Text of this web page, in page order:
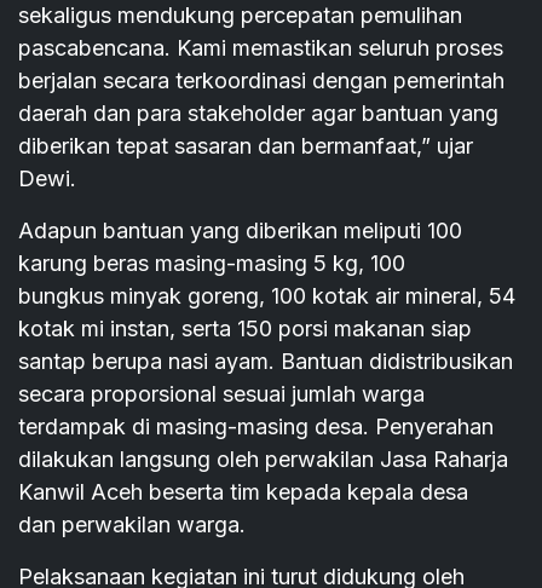
sekaligus mendukung percepatan pemulihan
pascabencana. Kami memastikan seluruh proses
berjalan secara terkoordinasi dengan pemerintah
daerah dan para stakeholder agar bantuan yang
diberikan tepat sasaran dan bermanfaat,” ujar
Dewi.
Adapun bantuan yang diberikan meliputi 100
karung beras masing-masing 5 kg, 100
bungkus minyak goreng, 100 kotak air mineral, 54
kotak mi instan, serta 150 porsi makanan siap
santap berupa nasi ayam. Bantuan didistribusikan
secara proporsional sesuai jumlah warga
terdampak di masing-masing desa. Penyerahan
dilakukan langsung oleh perwakilan Jasa Raharja
Kanwil Aceh beserta tim kepada kepala desa
dan perwakilan warga.
Pelaksanaan kegiatan ini turut didukung oleh